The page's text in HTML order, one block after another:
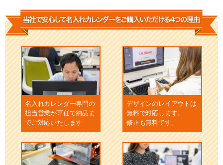
名入れカレンダー専門の
担当営業が専任で納品ま
でご対応いたします
デザインのレイアウトは
無料で対応します。
修正も無料です。